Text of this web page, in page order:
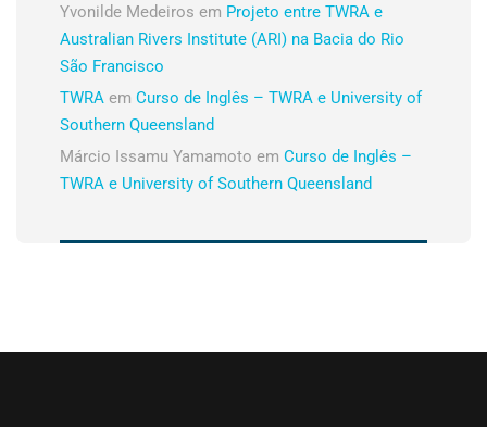
Yvonilde Medeiros em Projeto entre TWRA e
Australian Rivers Institute (ARI) na Bacia do Rio
São Francisco
TWRA em Curso de Inglês – TWRA e University of
Southern Queensland
Márcio Issamu Yamamoto em Curso de Inglês –
TWRA e University of Southern Queensland